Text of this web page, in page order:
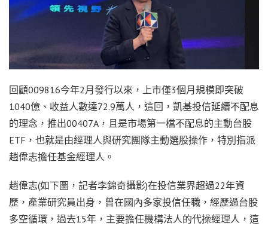
回顧009816今年2月發行以來，上市僅3個月規模即突破
1040億、收益人數達72.9萬人，這回，凱基投信延續不配息
的理念，推出00407A，且是市場第一檔不配息的主動台股
ETF，也就是由經理人與研究團隊主動選股操作，特別指派
趙偉志擔任基金經理人。
趙偉志(如下圖，記者李錦奇攝影)在投信業界超過22年資
歷，產業研究員出身，曾在國內多家投信任職，經歷過台股
多空循環，過去15年，主要擔任機構法人的代操經理人，這